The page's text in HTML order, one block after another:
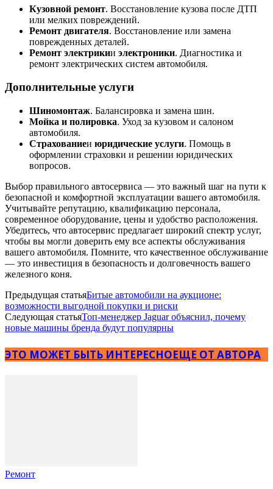
Кузовной ремонт. Восстановление кузова после ДТП
или мелких повреждений.
Ремонт двигателя. Восстановление или замена
поврежденных деталей.
Ремонт электрикии электроники. Диагностика и
ремонт электрических систем автомобиля.
Дополнительные услуги
Шиномонтаж. Балансировка и замена шин.
Мойка и полировка. Уход за кузовом и салоном
автомобиля.
Страхованиеи юридические услуги. Помощь в
оформлении страховки и решении юридических
вопросов.
Выбор правильного автосервиса — это важный шаг на пути к
безопасной и комфортной эксплуатации вашего автомобиля.
Учитывайте репутацию, квалификацию персонала,
современное оборудование, цены и удобство расположения.
Убедитесь, что автосервис предлагает широкий спектр услуг,
чтобы вы могли доверить ему все аспекты обслуживания
вашего автомобиля. Помните, что качественное обслуживание
— это инвестиция в безопасность и долговечность вашего
железного коня.
Предыдущая статьяБитые автомобили на аукционе:
возможности выгодной покупки и риски
Следующая статьяТоп-менеджер Jaguar объяснил, почему
новые машины бренда будут популярны
ЭТО МОЖЕТ БЫТЬ ИНТЕРЕСНОЕЩЕ ОТ АВТОРА
Ремонт